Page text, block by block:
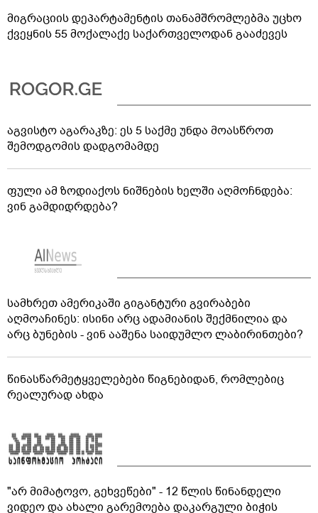
მიგრაციის დეპარტამენტის თანამშრომლებმა უცხო
ქვეყნის 55 მოქალაქე საქართველოდან გააძევეს
აგვისტო აგარაკზე: ეს 5 საქმე უნდა მოასწროთ
შემოდგომის დადგომამდე
ფული ამ ზოდიაქოს ნიშნების ხელში აღმოჩნდება:
ვინ გამდიდრდება?
სამხრეთ ამერიკაში გიგანტური გვირაბები
აღმოაჩინეს: ისინი არც ადამიანის შექმნილია და
არც ბუნების - ვინ ააშენა საიდუმლო ლაბირინთები?
წინასწარმეტყველებები წიგნებიდან, რომლებიც
რეალურად ახდა
"არ მიმატოვო, გეხვეწები" - 12 წლის წინანდელი
ვიდეო და ახალი გარემოება დაკარგული ბიჭის